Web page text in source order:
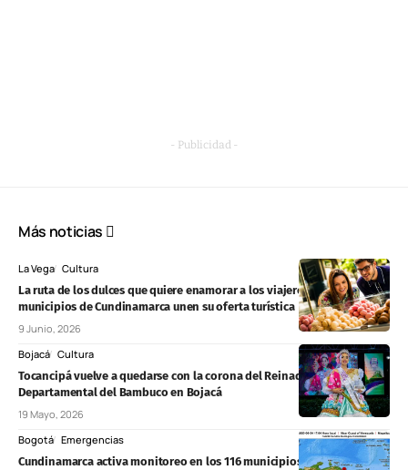
- Publicidad -
Más noticias
La Vega Cultura
La ruta de los dulces que quiere enamorar a los viajeros: ocho
municipios de Cundinamarca unen su oferta turística
9 Junio, 2026
Bojacá Cultura
Tocancipá vuelve a quedarse con la corona del Reinado
Departamental del Bambuco en Bojacá
19 Mayo, 2026
Bogotá Emergencias
Cundinamarca activa monitoreo en los 116 municipios tras fuerte